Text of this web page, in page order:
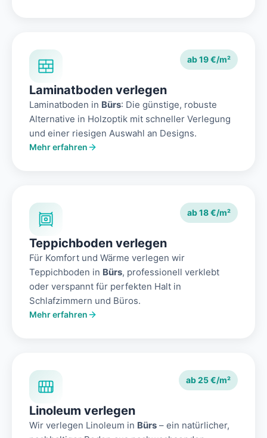
ab 19 €/m²
Laminatboden verlegen
Laminatboden in Bürs: Die günstige, robuste
Alternative in Holzoptik mit schneller Verlegung
und einer riesigen Auswahl an Designs.
Mehr erfahren
ab 18 €/m²
Teppichboden verlegen
Für Komfort und Wärme verlegen wir
Teppichboden in Bürs, professionell verklebt
oder verspannt für perfekten Halt in
Schlafzimmern und Büros.
Mehr erfahren
ab 25 €/m²
Linoleum verlegen
Wir verlegen Linoleum in Bürs – ein natürlicher,